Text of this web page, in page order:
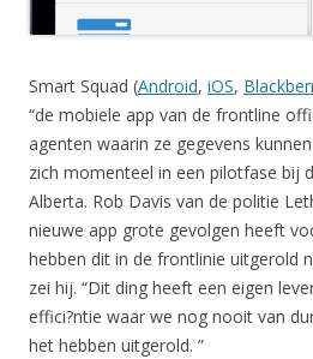
Smart Squad (Android, iOS,
“de mobiele app van de frontline
agenten waarin ze gegevens
zich momenteel in een pilotfase bij
Alberta. Rob Davis van de politie
nieuwe app grote gevolgen heeft
hebben dit in de frontlinie uitgerold
zei hij. “Dit ding heeft een eigen
effici?ntie waar we nog nooit van
het hebben uitgerold. ”